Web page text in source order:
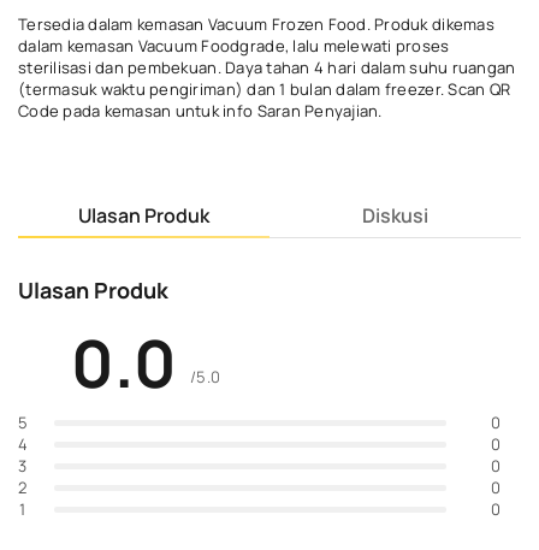
Tersedia dalam kemasan Vacuum Frozen Food. Produk dikemas
dalam kemasan Vacuum Foodgrade, lalu melewati proses
sterilisasi dan pembekuan. Daya tahan 4 hari dalam suhu ruangan
(termasuk waktu pengiriman) dan 1 bulan dalam freezer. Scan QR
Code pada kemasan untuk info Saran Penyajian.
Ulasan Produk Diskusi
Ulasan Produk
0.0 /5.0
5
0
4
0
3
0
2
0
1
0